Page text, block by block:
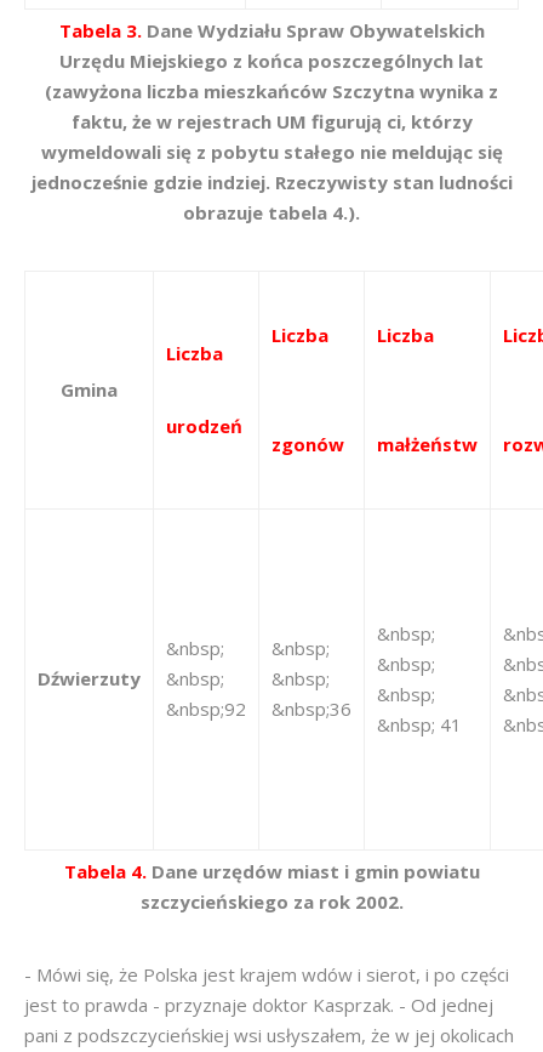
Tabela 3.Dane Wydziału Spraw Obywatelskich
Urzędu Miejskiego z końca poszczególnych lat
(zawyżona liczba mieszkańców Szczytna wynika z
faktu, że w rejestrach UM figurują ci, którzy
wymeldowali się z pobytu stałego nie meldując się
jednocześnie gdzie indziej. Rzeczywisty stan ludności
obrazuje tabela 4.).
Gmina
Liczba
urodzeń
Liczba
zgonów
Liczba
małżeństw
Dźwierzuty
&nbsp;
&nbsp;
&nbsp;92
&nbsp;
&nbsp;
&nbsp;36
&nbsp;
&nbsp;
&nbsp;
&nbsp; 41
Tabela 4.Dane urzędów miast i gmin powiatu
szczycieńskiego za rok 2002.
- Mówi się, że Polska jest krajem wdów i sierot, i po części
jest to prawda - przyznaje doktor Kasprzak. - Od jednej
pani z podszczycieńskiej wsi usłyszałem, że w jej okolicach